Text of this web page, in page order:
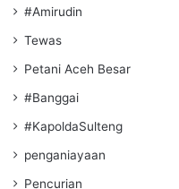
#Amirudin
Tewas
Petani Aceh Besar
#Banggai
#KapoldaSulteng
penganiayaan
Pencurian